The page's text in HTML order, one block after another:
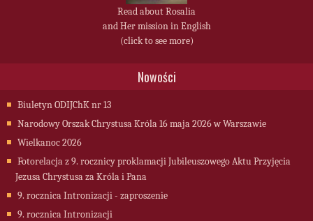
Read about Rosalia
and Her mission in English
(click to see more)
Nowości
Biuletyn ODIJChK nr 13
Narodowy Orszak Chrystusa Króla 16 maja 2026 w Warszawie
Wielkanoc 2026
Fotorelacja z 9. rocznicy proklamacji Jubileuszowego Aktu Przyjęcia
Jezusa Chrystusa za Króla i Pana
9. rocznica Intronizacji - zaproszenie
9. rocznica Intronizacji